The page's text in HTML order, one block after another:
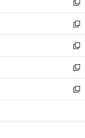
で
開
く
ド
ウ
で
開
く
ィ
ン
ド
ウ
で
開
く
い
ウ
ィ
ン
ド
ウ
で
開
く
新
し
い
ウ
ィ
ン
ド
ウ
で
開
新
し
い
ウ
ィ
ン
ド
ウ
開
新
し
い
ウ
ィ
ン
ウ
新
し
い
ウ
ン
新
し
ウ